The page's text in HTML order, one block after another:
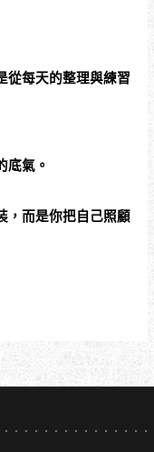
從每天的整理與練習
底氣。
，而是你把自己照顧